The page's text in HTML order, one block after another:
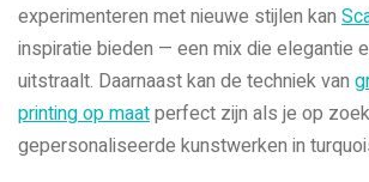
experimenteren met nieuwe stijlen kan
inspiratie bieden — een mix die elegantie
uitstraalt. Daarnaast kan de techniek van
printing op maatperfect zijn als je op
gepersonaliseerde kunstwerken in